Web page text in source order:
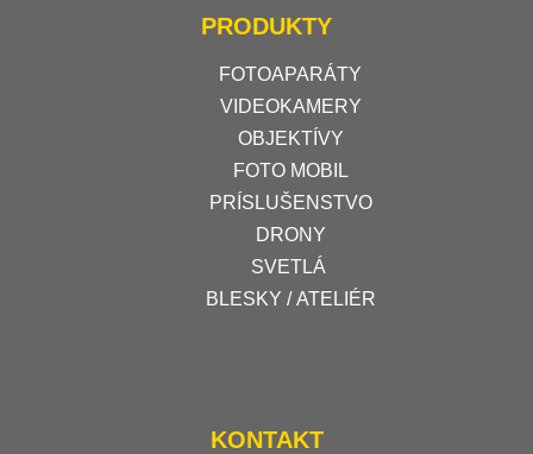
PRODUKTY
FOTOAPARÁTY
VIDEOKAMERY
OBJEKTÍVY
FOTO MOBIL
PRÍSLUŠENSTVO
DRONY
SVETLÁ
BLESKY / ATELIÉR
KONTAKT